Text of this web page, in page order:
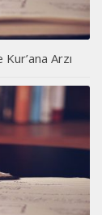
Arzı